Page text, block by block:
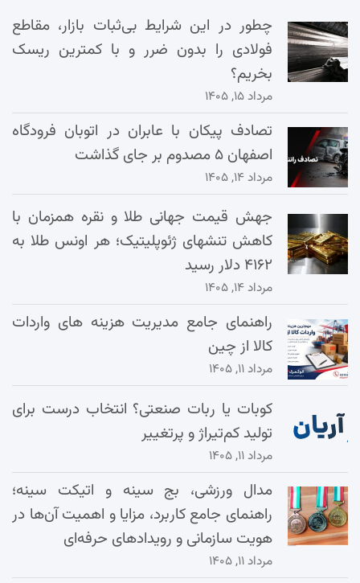
چطور در این شرایط بی‌ثبات بازار، مقاطع
فولادی را بدون ضرر و با کمترین ریسک
بخریم؟
مرداد ۱۵, ۱۴۰۵
تصادف پیکان با عابران در اتوبان فرودگاه
اصفهان ۵ مصدوم بر جای گذاشت
مرداد ۱۴, ۱۴۰۵
جهش قیمت جهانی طلا و نقره همزمان با
کاهش تنشهای ژئوپلیتیک؛ هر اونس طلا به
۴۱۶۲ دلار رسید
مرداد ۱۴, ۱۴۰۵
راهنمای جامع مدیریت هزینه‌ های واردات
کالا از چین
مرداد ۱۱, ۱۴۰۵
کوبات یا ربات صنعتی؟ انتخاب درست برای
تولید کم‌تیراژ و پرتغییر
مرداد ۱۱, ۱۴۰۵
مدال ورزشی، بج سینه و اتیکت سینه؛
راهنمای جامع کاربرد، مزایا و اهمیت آن‌ها در
هویت سازمانی و رویدادهای حرفه‌ای
مرداد ۱۱, ۱۴۰۵